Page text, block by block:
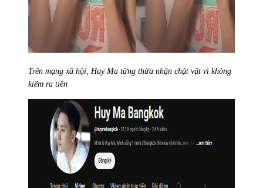
Trên mạng xã hội, Huy Ma từng thừa nhận chật vật vì không
kiếm ra tiền